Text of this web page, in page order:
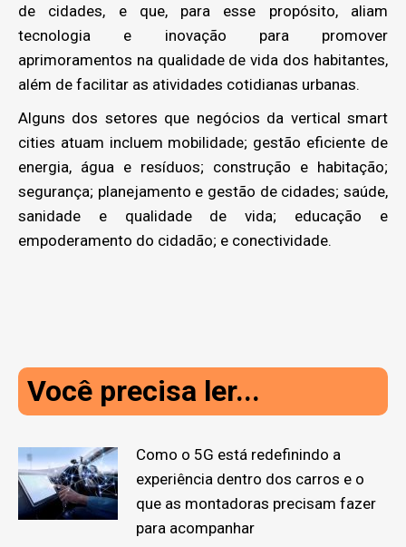
de cidades, e que, para esse propósito, aliam
tecnologia e inovação para promover
aprimoramentos na qualidade de vida dos habitantes,
além de facilitar as atividades cotidianas urbanas.
Alguns dos setores que negócios da vertical smart
cities atuam incluem mobilidade; gestão eficiente de
energia, água e resíduos; construção e habitação;
segurança; planejamento e gestão de cidades; saúde,
sanidade e qualidade de vida; educação e
empoderamento do cidadão; e conectividade.
Você precisa ler...
Como o 5G está redefinindo a
experiência dentro dos carros e o
que as montadoras precisam fazer
para acompanhar